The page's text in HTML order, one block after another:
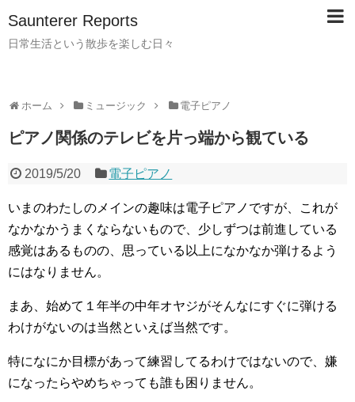
Saunterer Reports
日常生活という散歩を楽しむ日々
ホーム ミュージック 電子ピアノ
ピアノ関係のテレビを片っ端から観ている
2019/5/20 電子ピアノ
いまのわたしのメインの趣味は電子ピアノですが、これが
なかなかうまくならないもので、少しずつは前進している
感覚はあるものの、思っている以上になかなか弾けるよう
にはなりません。
まあ、始めて１年半の中年オヤジがそんなにすぐに弾ける
わけがないのは当然といえば当然です。
特になにか目標があって練習してるわけではないので、嫌
になったらやめちゃっても誰も困りません。